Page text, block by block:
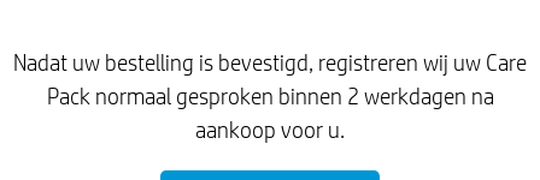
Nadat uw bestelling is bevestigd, registreren wij uw Care
Pack normaal gesproken binnen 2 werkdagen na
aankoop voor u.